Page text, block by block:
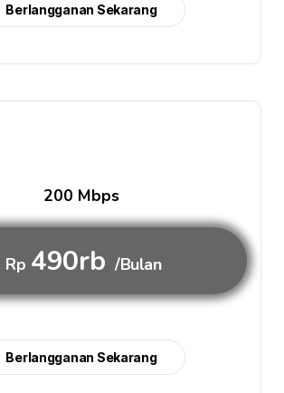
Berlangganan Sekarang
200 Mbps
Rp 490rb /Bulan
Berlangganan Sekarang